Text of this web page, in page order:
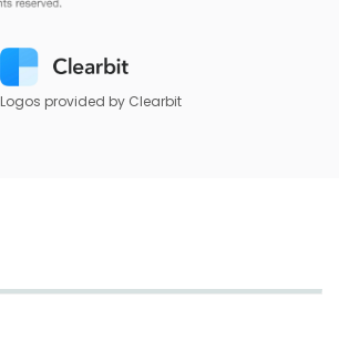
Logos provided by Clearbit